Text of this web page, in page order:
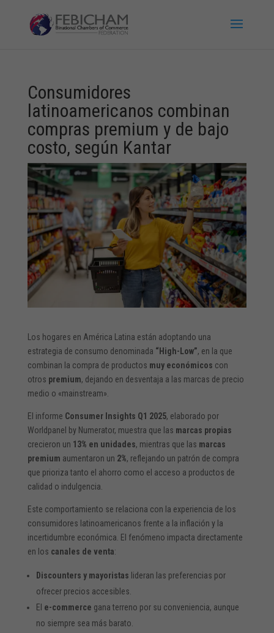
Consumidores
latinoamericanos combinan
compras premium y de bajo
costo, según Kantar
Los hogares en América Latina están adoptando una
estrategia de consumo denominada “High-Low”, en la que
combinan la compra de productos muy económicos con
otros premium, dejando en desventaja a las marcas de precio
medio o «mainstream».
El informe Consumer Insights Q1 2025, elaborado por
Worldpanel by Numerator, muestra que las marcas propias
crecieron un 13% en unidades, mientras que las marcas
premium aumentaron un 2%, reflejando un patrón de compra
que prioriza tanto el ahorro como el acceso a productos de
calidad o indulgencia.
Este comportamiento se relaciona con la experiencia de los
consumidores latinoamericanos frente a la inflación y la
incertidumbre económica. El fenómeno impacta directamente
en los canales de venta:
Discounters y mayoristas lideran las preferencias por
ofrecer precios accesibles.
El e-commerce gana terreno por su conveniencia, aunque
no siempre sea más barato.